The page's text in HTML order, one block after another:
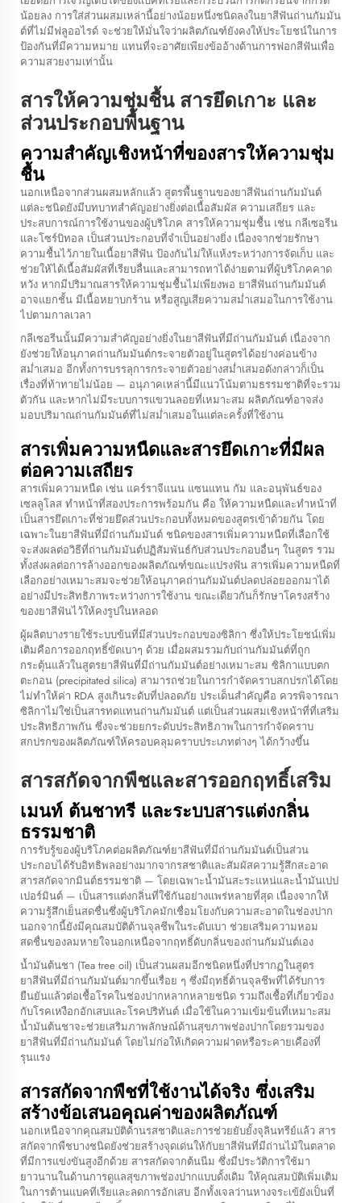
น้อยลง การใส่ส่วนผสมเหล่านี้อย่างน้อยหนึ่งชนิดลงในยาสีฟันถ่านกัมมัน
ต์ที่ไม่มีฟลูออไรด์ จะช่วยให้มั่นใจว่าผลิตภัณฑ์ยังคงให้ประโยชน์ในการ
ป้องกันที่มีความหมาย แทนที่จะอาศัยเพียงข้ออ้างด้านการฟอกสีฟันเพื่อ
ความสวยงามเท่านั้น
สารให้ความชุ่มชื้น สารยึดเกาะ และ
ส่วนประกอบพื้นฐาน
ความสำคัญเชิงหน้าที่ของสารให้ความชุ่ม
ชื้น
นอกเหนือจากส่วนผสมหลักแล้ว สูตรพื้นฐานของยาสีฟันถ่านกัมมันต์
แต่ละชนิดยังมีบทบาทสำคัญอย่างยิ่งต่อเนื้อสัมผัส ความเสถียร และ
ประสบการณ์การใช้งานของผู้บริโภค สารให้ความชุ่มชื้น เช่น กลีเซอรีน
และโซร์บิทอล เป็นส่วนประกอบที่จำเป็นอย่างยิ่ง เนื่องจากช่วยรักษา
ความชื้นไว้ภายในเนื้อยาสีฟัน ป้องกันไม่ให้แห้งระหว่างการจัดเก็บ และ
ช่วยให้ได้เนื้อสัมผัสที่เรียบลื่นและสามารถทาได้ง่ายตามที่ผู้บริโภคคาด
หวัง หากมีปริมาณสารให้ความชุ่มชื้นไม่เพียงพอ ยาสีฟันถ่านกัมมันต์
อาจแยกชั้น มีเนื้อหยาบกร้าน หรือสูญเสียความสม่ำเสมอในการใช้งาน
ไปตามกาลเวลา
กลีเซอรีนนั้นมีความสำคัญอย่างยิ่งในยาสีฟันที่มีถ่านกัมมันต์ เนื่องจาก
ยังช่วยให้อนุภาคถ่านกัมมันต์กระจายตัวอยู่ในสูตรได้อย่างค่อนข้าง
สม่ำเสมอ อีกทั้งการบรรลุการกระจายตัวอย่างสม่ำเสมอดังกล่าวก็เป็น
เรื่องที่ท้าทายไม่น้อย — อนุภาคเหล่านี้มีแนวโน้มตามธรรมชาติที่จะรวม
ตัวกัน และหากไม่มีระบบการแขวนลอยที่เหมาะสม ผลิตภัณฑ์อาจส่ง
มอบปริมาณถ่านกัมมันต์ที่ไม่สม่ำเสมอในแต่ละครั้งที่ใช้งาน
สารเพิ่มความหนืดและสารยึดเกาะที่มีผล
ต่อความเสถียร
สารเพิ่มความหนืด เช่น แคร์ราจีแนน แซนแทน กัม และอนุพันธ์ของ
เซลลูโลส ทำหน้าที่สองประการพร้อมกัน คือ ให้ความหนืดและทำหน้าที่
เป็นสารยึดเกาะที่ช่วยยึดส่วนประกอบทั้งหมดของสูตรเข้าด้วยกัน โดย
เฉพาะในยาสีฟันที่มีถ่านกัมมันต์ ชนิดของสารเพิ่มความหนืดที่เลือกใช้
จะส่งผลต่อวิธีที่ถ่านกัมมันต์ปฏิสัมพันธ์กับส่วนประกอบอื่นๆ ในสูตร รวม
ทั้งส่งผลต่อการล้างออกของผลิตภัณฑ์ขณะแปรงฟัน สารเพิ่มความหนืดที่
เลือกอย่างเหมาะสมจะช่วยให้อนุภาคถ่านกัมมันต์ปลดปล่อยออกมาได้
อย่างมีประสิทธิภาพระหว่างการใช้งาน ขณะเดียวกันก็รักษาโครงสร้าง
ของยาสีฟันไว้ให้คงรูปในหลอด
ผู้ผลิตบางรายใช้ระบบข้นที่มีส่วนประกอบของซิลิกา ซึ่งให้ประโยชน์เพิ่ม
เติมคือการออกฤทธิ์ขัดเบาๆ ด้วย เมื่อผสมรวมกับถ่านกัมมันต์ที่ถูก
กระตุ้นแล้วในสูตรยาสีฟันที่มีถ่านกัมมันต์อย่างเหมาะสม ซิลิกาแบบตก
ตะกอน (precipitated silica) สามารถช่วยในการกำจัดคราบสกปรกได้โดย
ไม่ทำให้ค่า RDA สูงเกินระดับที่ปลอดภัย ประเด็นสำคัญคือ ควรพิจารณา
ซิลิกาไม่ใช่เป็นสารทดแทนถ่านกัมมันต์ แต่เป็นส่วนผสมเชิงหน้าที่ที่เสริม
ประสิทธิภาพกัน ซึ่งจะช่วยยกระดับประสิทธิภาพในการกำจัดคราบ
สกปรกของผลิตภัณฑ์ให้ครอบคลุมคราบประเภทต่างๆ ได้กว้างขึ้น
สารสกัดจากพืชและสารออกฤทธิ์เสริม
เมนท์ ต้นชาทรี และระบบสารแต่งกลิ่น
ธรรมชาติ
การรับรู้ของผู้บริโภคต่อผลิตภัณฑ์ยาสีฟันที่มีถ่านกัมมันต์เป็นส่วน
ประกอบได้รับอิทธิพลอย่างมากจากรสชาติและสัมผัสความรู้สึกสะอาด
สารสกัดจากมินต์ธรรมชาติ — โดยเฉพาะน้ำมันสะระแหน่และน้ำมันเปป
เปอร์มินต์ — เป็นสารแต่งกลิ่นที่ใช้กันอย่างแพร่หลายที่สุด เนื่องจากให้
ความรู้สึกเย็นสดชื่นซึ่งผู้บริโภคมักเชื่อมโยงกับความสะอาดในช่องปาก
นอกจากนี้ยังมีคุณสมบัติต้านจุลชีพในระดับเบา ช่วยเสริมความหอม
สดชื่นของลมหายใจนอกเหนือจากฤทธิ์ดับกลิ่นของถ่านกัมมันต์เอง
น้ำมันต้นชา (Tea tree oil) เป็นส่วนผสมอีกชนิดหนึ่งที่ปรากฏในสูตร
ยาสีฟันที่มีถ่านกัมมันต์มากขึ้นเรื่อย ๆ ซึ่งมีฤทธิ์ต้านจุลชีพที่ได้รับการ
ยืนยันแล้วต่อเชื้อโรคในช่องปากหลากหลายชนิด รวมถึงเชื้อที่เกี่ยวข้อง
กับโรคเหงือกอักเสบและโรคปริทันต์ เมื่อใช้ในความเข้มข้นที่เหมาะสม
น้ำมันต้นชาจะช่วยเสริมภาพลักษณ์ด้านสุขภาพช่องปากโดยรวมของ
ยาสีฟันที่มีถ่านกัมมันต์ โดยไม่ก่อให้เกิดความฝาดหรือระคายเคืองที่
รุนแรง
สารสกัดจากพืชที่ใช้งานได้จริง ซึ่งเสริม
สร้างข้อเสนอคุณค่าของผลิตภัณฑ์
นอกเหนือจากคุณสมบัติด้านรสชาติและการช่วยยับยั้งจุลินทรีย์แล้ว สาร
สกัดจากพืชบางชนิดยังช่วยสร้างจุดเด่นให้กับยาสีฟันที่มีถ่านไม้ในตลาด
ที่มีการแข่งขันสูงอีกด้วย สารสกัดจากต้นนีม ซึ่งมีประวัติการใช้มา
ยาวนานในด้านการดูแลสุขภาพช่องปากแบบดั้งเดิม ให้คุณสมบัติเพิ่มเติม
ในการต้านแบคทีเรียและลดการอักเสบ อีกทั้งเจลว่านหางจระเข้ยังเป็นที่